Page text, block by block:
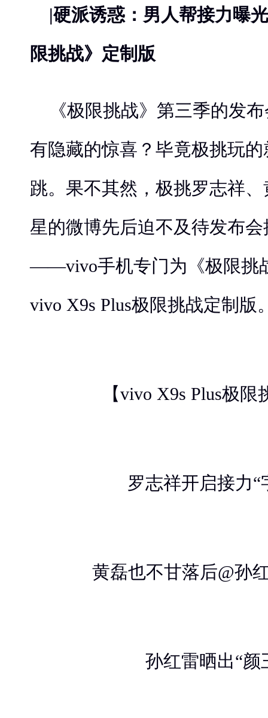
|硬派诱惑：男人帮接力曝
限挑战》定制版
《极限挑战》第三季的发
有隐藏的惊喜？毕竟极挑玩
跳。果不其然，极挑罗志祥
星的微博先后迫不及待发布
——vivo手机专门为《极限挑
vivo X9s Plus极限挑战定制版
【vivo X9s Plus极
罗志祥开启接力“
黄磊也不甘落后@孙
孙红雷晒出“颜